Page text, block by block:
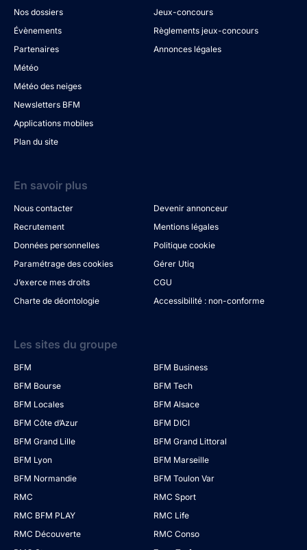
Nos dossiers
Évènements
Partenaires
Météo
Météo des neiges
Newsletters BFM
Applications mobiles
Plan du site
Jeux-concours
Règlements jeux-concours
Annonces légales
En savoir plus
Nous contacter
Devenir annonceur
Recrutement
Mentions légales
Données personnelles
Politique cookie
Paramétrage des cookies
Gérer Utiq
J’exerce mes droits
CGU
Charte de déontologie
Accessibilité : non-conforme
Les sites du groupe
BFM
BFM Business
BFM Bourse
BFM Tech
BFM Locales
BFM Alsace
BFM Côte d’Azur
BFM DICI
BFM Grand Lille
BFM Grand Littoral
BFM Lyon
BFM Marseille
BFM Normandie
BFM Toulon Var
RMC
RMC Sport
RMC BFM PLAY
RMC Life
RMC Découverte
RMC Conso